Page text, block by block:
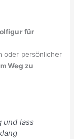
für
oder persönlicher
Weg zu
und lass